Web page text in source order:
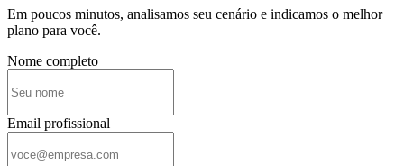
Em poucos minutos, analisamos seu cenário e indicamos o melhor
plano para você.
Nome completo
Email profissional